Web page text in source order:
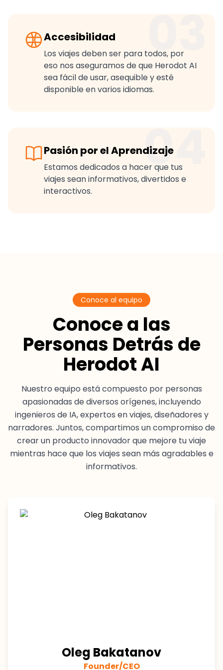
03
Accesibilidad
Los viajes deben ser para todos, por
eso nos aseguramos de que Herodot AI
sea fácil de usar, asequible y esté
disponible en varios idiomas.
04
Pasión por el Aprendizaje
Estamos dedicados a hacer que tus
viajes sean informativos, divertidos e
interactivos.
Conoce al equipo
Conoce a las
Personas Detrás de
Herodot AI
Nuestro equipo está compuesto por personas
apasionadas de diversos orígenes, incluyendo
ingenieros de IA, expertos en viajes, diseñadores y
narradores. Juntos, compartimos un compromiso de
crear un producto innovador que mejore tu viaje
mientras hace que los viajes sean más agradables e
informativos.
Oleg Bakatanov
Founder/CEO